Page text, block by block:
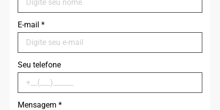
E-mail *
Seu telefone
Mensagem *